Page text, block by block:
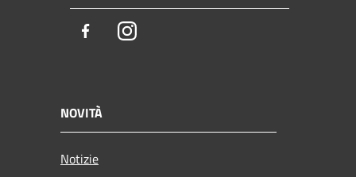
FacebookInstagram
NOVITÀ
Notizie